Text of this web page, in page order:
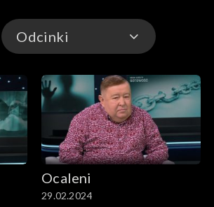
Odcinki
Odcinki
Ocaleni
29.02.2024